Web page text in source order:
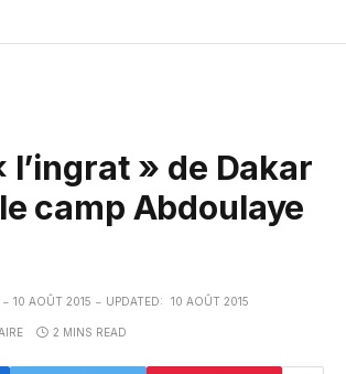
l’ingrat » de Dakar
camp Abdoulaye
10 AOÛT 2015 UPDATED: 10 AOÛT 2015
2 MINS READ